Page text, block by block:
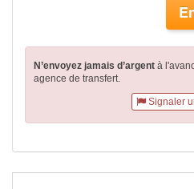
N’envoyez jamais d’argent à
agence de transfert.
Signaler